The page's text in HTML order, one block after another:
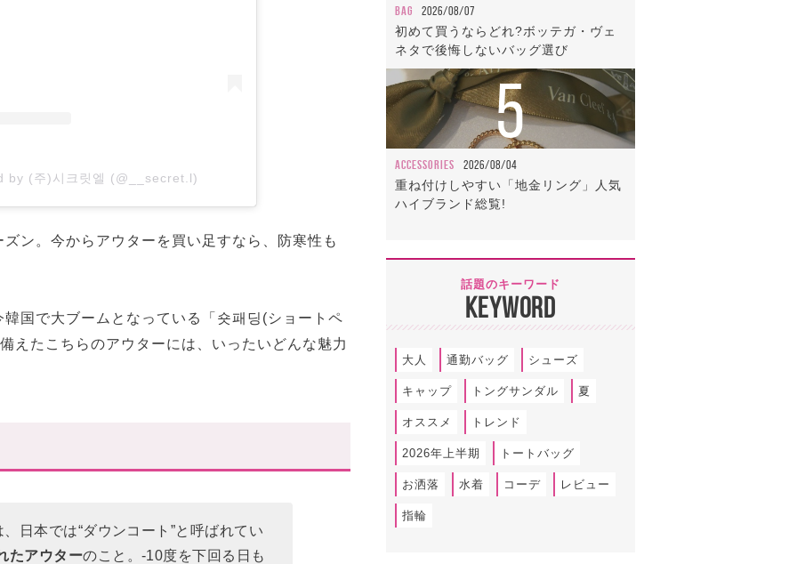
by (주)시크릿엘 (@__secret.l)
ン。今からアウターを買い足すなら、防寒性も
国で大ブームとなっている「숏패딩(ショートペ
えたこちらのアウターには、いったいどんな魅力
日本では“ダウンコート”と呼ばれてい
たアウターのこと。-10度を下回る日も
BAG 2026/08/07
初めて買うならどれ?ボッテガ・ヴェ
ネタで後悔しないバッグ選び
5
ACCESSORIES 2026/08/04
重ね付けしやすい「地金リング」人気
ハイブランド総覧!
話題のキーワード
KEYWORD
大人 通勤バッグ シューズ
キャップ トングサンダル 夏
オススメ トレンド
2026年上半期 トートバッグ
お洒落 水着 コーデ レビュー
指輪